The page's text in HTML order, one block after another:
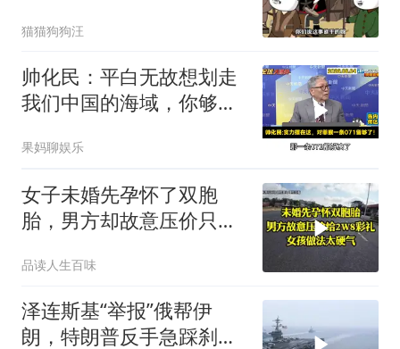
猫猫狗狗汪
帅化民：平白无故想划走
我们中国的海域，你够格
果妈聊娱乐
女子未婚先孕怀了双胞
胎，男方却故意压价只给
品读人生百味
泽连斯基“举报”俄帮伊
朗，特朗普反手急踩刹